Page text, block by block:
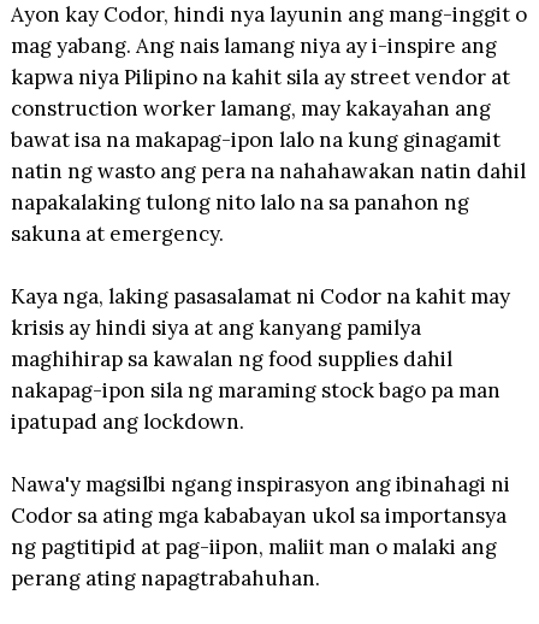
Ayon kay Codor, hindi nya layunin ang mang-inggit o
mag yabang. Ang nais lamang niya ay i-inspire ang
kapwa niya Pilipino na kahit sila ay street vendor at
construction worker lamang, may kakayahan ang
bawat isa na makapag-ipon lalo na kung ginagamit
natin ng wasto ang pera na nahahawakan natin dahil
napakalaking tulong nito lalo na sa panahon ng
sakuna at emergency.
Kaya nga, laking pasasalamat ni Codor na kahit may
krisis ay hindi siya at ang kanyang pamilya
maghihirap sa kawalan ng food supplies dahil
nakapag-ipon sila ng maraming stock bago pa man
ipatupad ang lockdown.
Nawa'y magsilbi ngang inspirasyon ang ibinahagi ni
Codor sa ating mga kababayan ukol sa importansya
ng pagtitipid at pag-iipon, maliit man o malaki ang
perang ating napagtrabahuhan.